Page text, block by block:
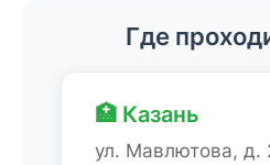
Где
🏥 Казань
ул. Мавлютова, д.